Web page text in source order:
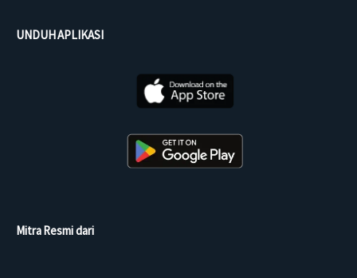
UNDUH APLIKASI
Mitra Resmi dari